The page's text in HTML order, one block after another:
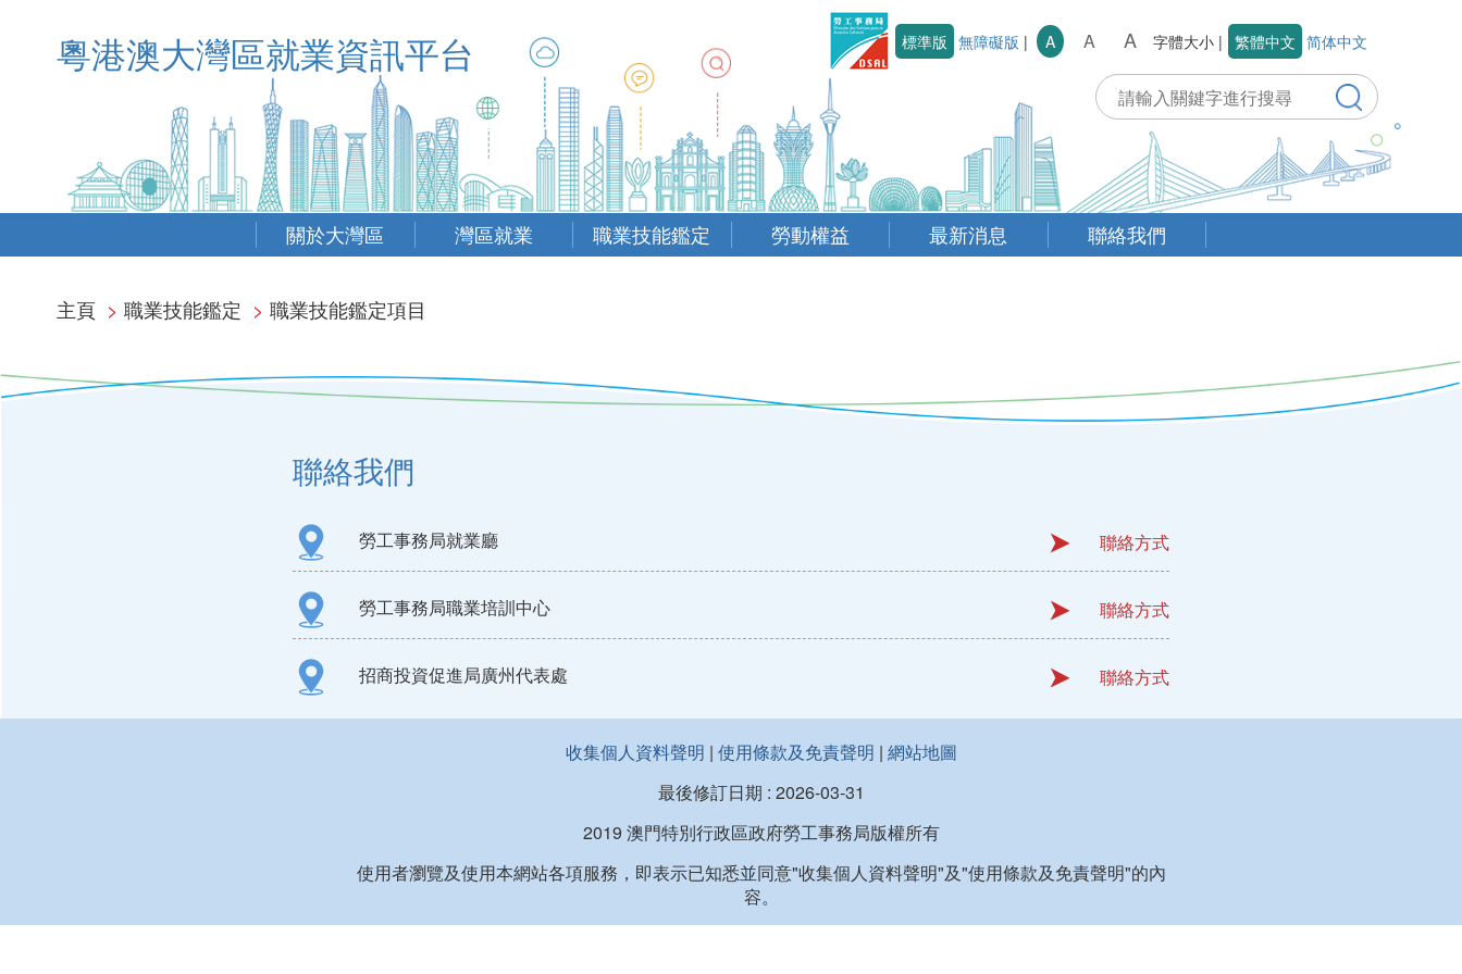
粵港澳大灣區就業資訊平台 標準版 無障礙版 | A A A 字體大小 | 繁體中文 简体中文
關於大灣區 灣區就業 職業技能鑑定 勞動權益 最新消息 聯絡我們
主頁 > 職業技能鑑定 > 職業技能鑑定項目
聯絡我們
勞工事務局就業廳 聯絡方式
勞工事務局職業培訓中心 聯絡方式
招商投資促進局廣州代表處 聯絡方式
收集個人資料聲明 | 使用條款及免責聲明 | 網站地圖
最後修訂日期 : 2026-03-31
2019 澳門特別行政區政府勞工事務局版權所有
使用者瀏覽及使用本網站各項服務，即表示已知悉並同意"收集個人資料聲明"及"使用條款及免責聲明"的內
容。